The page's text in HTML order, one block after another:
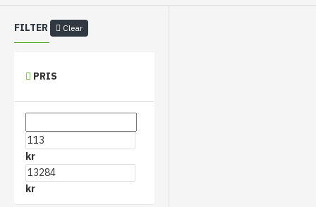
FILTER Clear
PRIS
kr
kr